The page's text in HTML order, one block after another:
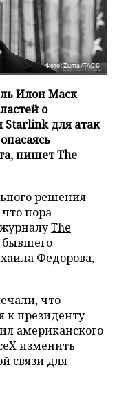
Фото: Zuma/ТАСС
Илон Маск
о
Starlink для атак
пишет The
решения
пора
журналуThe
бывшего
Федорова,
что
к президенту
американского
изменить
связи для